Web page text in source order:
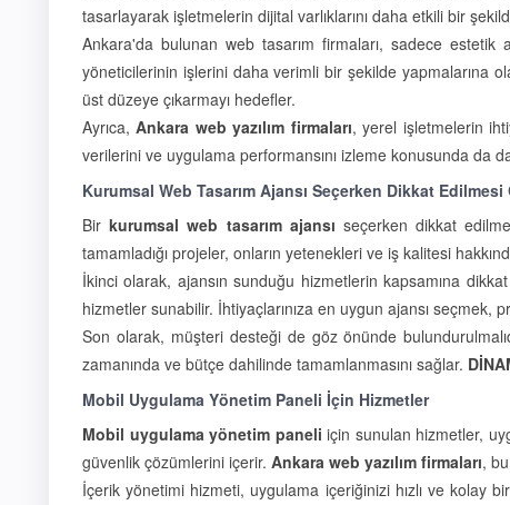
tasarlayarak işletmelerin dijital varlıklarını daha etkili bir
Ankara'da bulunan web tasarım firmaları, sadece estetik
yöneticilerinin işlerini daha verimli bir şekilde yapmalarına
üst düzeye çıkarmayı hedefler.
Ayrıca,Ankara web yazılım firmaları, yerel işletmelerin
verilerini ve uygulama performansını izleme konusunda da
Kurumsal Web Tasarım Ajansı Seçerken Dikkat Edilmesi
Birkurumsal web tasarım ajansı seçerken dikkat
tamamladığı projeler, onların yetenekleri ve iş kalitesi
İkinci olarak, ajansın sunduğu hizmetlerin kapsamına
hizmetler sunabilir. İhtiyaçlarınıza en uygun ajansı seçmek,
Son olarak, müşteri desteği de göz önünde
zamanında ve bütçe dahilinde tamamlanmasını sağlar.
Mobil Uygulama Yönetim Paneli İçin Hizmetler
Mobil uygulama yönetim paneli için sunulan hizmetler,
güvenlik çözümlerini içerir. Ankara web yazılım firmaları,
İçerik yönetimi hizmeti, uygulama içeriğinizi hızlı ve kolay